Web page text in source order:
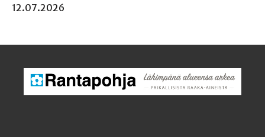
12.07.2026